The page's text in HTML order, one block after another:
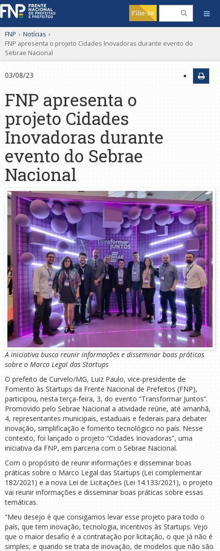
Filie-se
FNP › Notícias ›
FNP apresenta o projeto Cidades Inovadoras durante evento do
Sebrae Nacional
03/08/23
FNP apresenta o
projeto Cidades
Inovadoras durante
evento do Sebrae
Nacional
A iniciativa busca reunir informações e disseminar boas práticas
sobre o Marco Legal das Startups
O prefeito de Curvelo/MG, Luiz Paulo, vice-presidente de
Fomento às Startups da Frente Nacional de Prefeitos (FNP),
participou, nesta terça-feira, 3, do evento “Transformar Juntos”.
Promovido pelo Sebrae Nacional a atividade reúne, até amanhã,
4, representantes municipais, estaduais e federais para debater
inovação, simplificação e fomento tecnológico no país. Nesse
contexto, foi lançado o projeto “Cidades Inovadoras”, uma
iniciativa da FNP, em parceria com o Sebrae Nacional.
Com o propósito de reunir informações e disseminar boas
práticas sobre o Marco Legal das Startups (Lei complementar
182/2021) e a nova Lei de Licitações (Lei 14.133/2021), o projeto
vai reunir informações e disseminar boas práticas sobre essas
temáticas.
“Meu desejo é que consigamos levar esse projeto para todo o
país, que tem inovação, tecnologia, incentivos às Startups. Vejo
que o maior desafio é a contratação por licitação, o que já não é
simples, e quando se trata de inovação, de modelos que não são